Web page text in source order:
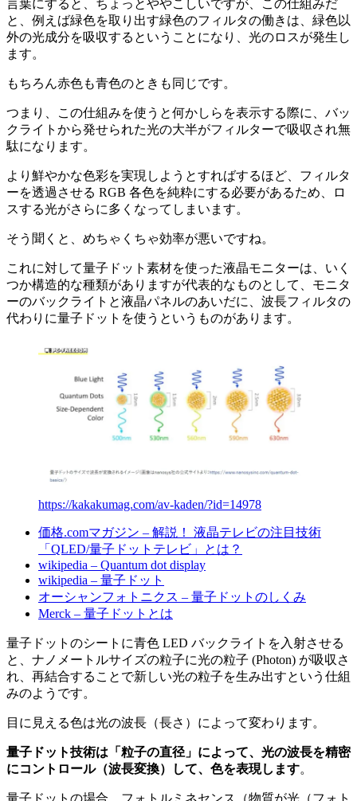
言葉にすると、ちょっとややこしいですが、この仕組みだ
と、例えば緑色を取り出す緑色のフィルタの働きは、緑色以
外の光成分を吸収するということになり、光のロスが発生し
ます。
もちろん赤色も青色のときも同じです。
つまり、この仕組みを使うと何かしらを表示する際に、バッ
クライトから発せられた光の大半がフィルターで吸収され無
駄になります。
より鮮やかな色彩を実現しようとすればするほど、フィルタ
ーを透過させる RGB 各色を純粋にする必要があるため、ロ
スする光がさらに多くなってしまいます。
そう聞くと、めちゃくちゃ効率が悪いですね。
これに対して量子ドット素材を使った液晶モニターは、いく
つか構造的な種類がありますが代表的なものとして、モニタ
ーのバックライトと液晶パネルのあいだに、波長フィルタの
代わりに量子ドットを使うというものがあります。
https://kakakumag.com/av-kaden/?id=14978
価格.comマガジン – 解説！ 液晶テレビの注目技術
「QLED/量子ドットテレビ」とは？
wikipedia – Quantum dot display
wikipedia – 量子ドット
オーシャンフォトニクス – 量子ドットのしくみ
Merck – 量子ドットとは
量子ドットのシートに青色 LED バックライトを入射させる
と、ナノメートルサイズの粒子に光の粒子 (Photon) が吸収さ
れ、再結合することで新しい光の粒子を生み出すという仕組
みのようです。
目に見える色は光の波長（長さ）によって変わります。
量子ドット技術は「粒子の直径」によって、光の波長を精密
にコントロール（波長変換）して、色を表現します。